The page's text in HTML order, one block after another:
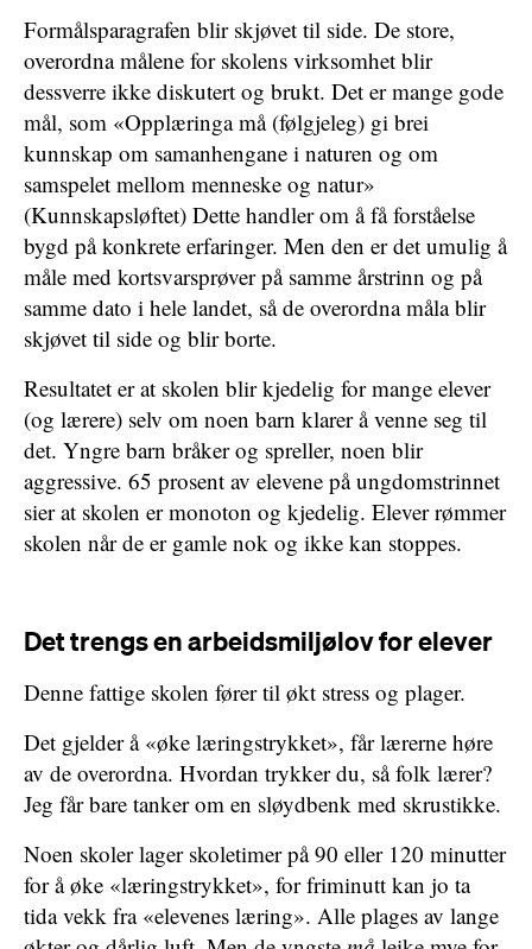
Formålsparagrafen blir skjøvet til side. De store,
overordna målene for skolens virksomhet blir
dessverre ikke diskutert og brukt. Det er mange gode
mål, som «Opplæringa må (følgjeleg) gi brei
kunnskap om samanhengane i naturen og om
samspelet mellom menneske og natur»
(Kunnskapsløftet) Dette handler om å få forståelse
bygd på konkrete erfaringer. Men den er det umulig å
måle med kortsvarsprøver på samme årstrinn og på
samme dato i hele landet, så de overordna måla blir
skjøvet til side og blir borte.
Resultatet er at skolen blir kjedelig for mange elever
(og lærere) selv om noen barn klarer å venne seg til
det. Yngre barn bråker og spreller, noen blir
aggressive. 65 prosent av elevene på ungdomstrinnet
sier at skolen er monoton og kjedelig. Elever rømmer
skolen når de er gamle nok og ikke kan stoppes.
Det trengs en arbeidsmiljølov for elever
Denne fattige skolen fører til økt stress og plager.
Det gjelder å «øke læringstrykket», får lærerne høre
av de overordna. Hvordan trykker du, så folk lærer?
Jeg får bare tanker om en sløydbenk med skrustikke.
Noen skoler lager skoletimer på 90 eller 120 minutter
for å øke «læringstrykket», for friminutt kan jo ta
tida vekk fra «elevenes læring». Alle plages av lange